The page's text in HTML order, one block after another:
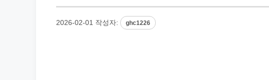
2026-02-01 작성자: ghc1226